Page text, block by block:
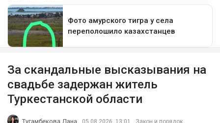
За скандальные высказывания на
свадьбе задержан житель
Туркестанской области
Тугамбекова Дана